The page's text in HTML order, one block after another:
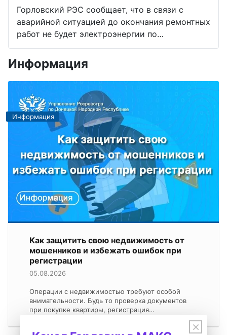
Горловский РЭС сообщает, что в связи с
аварийной ситуацией до окончания ремонтных
работ не будет электроэнергии по…
Информация
Информация
Как защитить свою недвижимость от
мошенников и избежать ошибок при
регистрации
05.08.2026
Операции с недвижимостью требуют особой
внимательности. Будь то проверка документов
при покупке квартиры, регистрация…
×